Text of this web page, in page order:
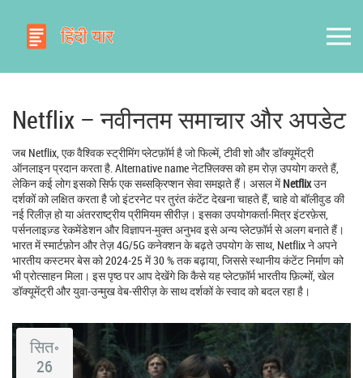
Netflix – नवीनतम समाचार और अपडेट
जब Netflix एक वैश्विक स्ट्रीमिंग प्लेटफ़ॉर्म है जो फिल्में, टीवी शो और डॉक्यूमेंट्री
ऑनलाइन प्रदान करता है . Alternative nameनेटफ़्लिक्सको हम रोज़ उपयोग करते हैं,
लेकिन कई लोग इसको सिर्फ एक सब्सक्रिप्शन सेवा समझते हैं। असल मेंNetflixउन
दर्शकों को लक्षित करता है जो इंटरनेट पर तुरंत कंटेंट देखना चाहते हैं, चाहे वो बॉलीवुड की
नई रिलीज़ हो या अंतरराष्ट्रीय प्रीमियम सीरीज़। इसका उपयोगकर्ता‑मित्र इंटरफ़ेस,
पर्सनलाइज़्ड रेकमेंडेशन और विज्ञापन‑मुक्त अनुभव इसे अन्य प्लेटफ़ॉर्म से अलग बनाते हैं।
भारत में स्मार्टफ़ोन और तेज़ 4G/5G कनेक्शन के बढ़ते उपयोग के साथ, Netflix ने अपने
भारतीय कस्टमर बेस को 2024‑25 में 30 % तक बढ़ाया, जिससे स्थानीय कंटेंट निर्माण को
भी प्रोत्साहन मिला। इस पृष्ठ पर आप देखेंगे कि कैसे यह प्लेटफ़ॉर्म भारतीय फ़िल्मों, खेल
डॉक्यूमेंट्री और युवा‑उन्मुख वेब‑सीरीज़ के साथ दर्शकों के स्वाद को बदल रहा है।
सित॰
26